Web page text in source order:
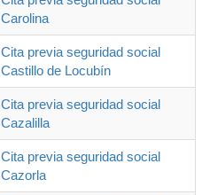
Carolina
Cita previa seguridad social
Castillo de Locubín
Cita previa seguridad social
Cazalilla
Cita previa seguridad social
Cazorla